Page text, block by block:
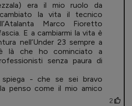
era il mio ruolo da
la vita il tecnico
Marco Fioretto
E a cambiarmi la vita è
nell’Under 23 sempre a
là che ho cominciato a
senza paura di
- che se sei bravo
penso come il mio amico
2